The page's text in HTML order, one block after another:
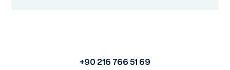
+90 216 766 51 69